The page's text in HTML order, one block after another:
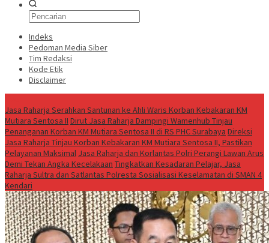
Indeks
Pedoman Media Siber
Tim Redaksi
Kode Etik
Disclaimer
Jasa Raharja Serahkan Santunan ke Ahli Waris Korban Kebakaran KM
Mutiara Sentosa II Dirut Jasa Raharja Dampingi Wamenhub Tinjau
Penanganan Korban KM Mutiara Sentosa II di RS PHC Surabaya Direksi
Jasa Raharja Tinjau Korban Kebakaran KM Mutiara Sentosa II, Pastikan
Pelayanan Maksimal Jasa Raharja dan Korlantas Polri Perangi Lawan Arus
Demi Tekan Angka Kecelakaan Tingkatkan Kesadaran Pelajar, Jasa
Raharja Sultra dan Satlantas Polresta Sosialisasi Keselamatan di SMAN 4
Kendari